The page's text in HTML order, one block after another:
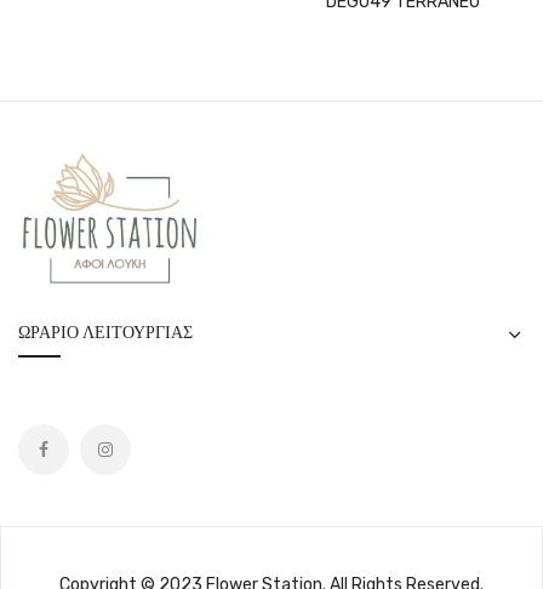
ΩΡΆΡΙΟ ΛΕΙΤΟΥΡΓΊΑΣ
Copyright © 2023 Flower Station. All Rights Reserved.